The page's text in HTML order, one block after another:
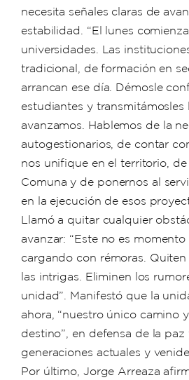
necesita señales claras de
estabilidad. “El lunes
universidades. Las
tradicional, de formación en
arrancan ese día. Démosle
estudiantes y transmitámosles
avanzamos. Hablemos de la
autogestionarios, de contar
nos unifique en el territorio,
Comuna y de ponernos al
en la ejecución de esos
Llamó a quitar cualquier
avanzar: “Este no es
cargando con rémoras.
las intrigas. Eliminen los
unidad”. Manifestó que la
ahora, “nuestro único camino
destino”, en defensa de la
generaciones actuales y
Por último, Jorge Arreaza